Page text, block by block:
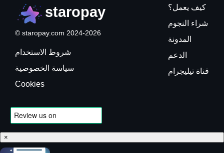
staropay
© staropay.com 2024-2026
شروط الاستخدام
سياسة الخصوصية
Cookies
كيف يعمل؟
شراء النجوم
المدونة
الدعم
قناة تيليجرام
×